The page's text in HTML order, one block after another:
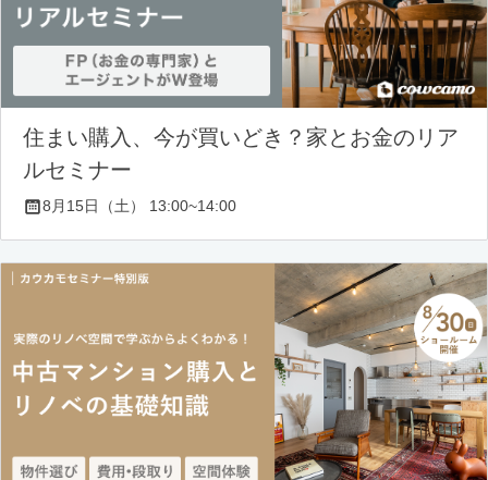
住まい購入、今が買いどき？家とお金のリア
ルセミナー
8月15日（土） 13:00~14:00